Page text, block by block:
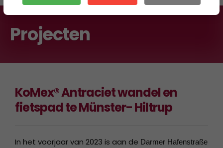
Projecten
KoMex® Antraciet wandel en
fietspad te Münster- Hiltrup
In het voorjaar van 2023 is aan de Darmer Hafenstraße